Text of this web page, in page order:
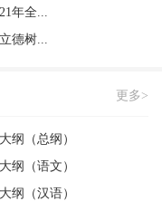
年全...
德树...
更多>
纲（总纲）
纲（语文）
纲（汉语）